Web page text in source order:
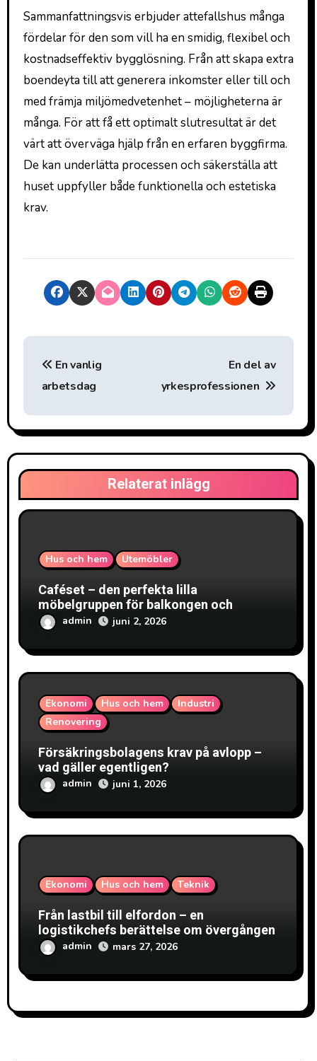
Sammanfattningsvis erbjuder attefallshus många
fördelar för den som vill ha en smidig, flexibel och
kostnadseffektiv bygglösning. Från att skapa extra
boendeyta till att generera inkomster eller till och
med främja miljömedvetenhet – möjligheterna är
många. För att få ett optimalt slutresultat är det
värt att överväga hjälp från en erfaren byggfirma.
De kan underlätta processen och säkerställa att
huset uppfyller både funktionella och estetiska
krav.
I
l
ä
g
g
s
i
g
g
En vanlig
arbetsdag
En del av
yrkesprofessionen
Relaterat inlägg
Hus och hem Utemöbler
Caféset – den perfekta lilla
möbelgruppen för balkongen och
uteplatsen
admin juni 2, 2026
Ekonomi Hus och hem
Industri
Renovering
Försäkringsbolagens krav på avlopp –
vad gäller egentligen?
admin juni 1, 2026
Ekonomi Hus och hem Teknik
Från lastbil till elfordon – en
logistikchefs berättelse om övergången
admin mars 27, 2026